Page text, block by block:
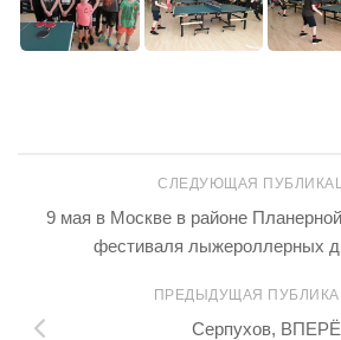
СЛЕДУЮЩАЯ
9 мая в Москве в районе
фестиваля лыжероллерных
ПРЕДЫДУЩАЯ
Серпухов,